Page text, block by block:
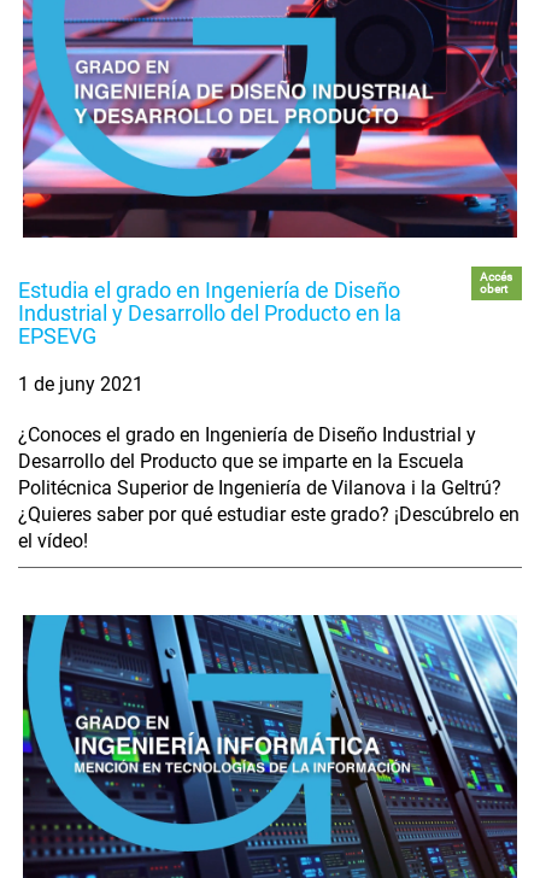
Estudia el grado en Ingeniería de Diseño
Industrial y Desarrollo del Producto en la
EPSEVG
Accés
obert
1 de juny 2021
¿Conoces el grado en Ingeniería de Diseño Industrial y
Desarrollo del Producto que se imparte en la Escuela
Politécnica Superior de Ingeniería de Vilanova i la Geltrú?
¿Quieres saber por qué estudiar este grado? ¡Descúbrelo en
el vídeo!